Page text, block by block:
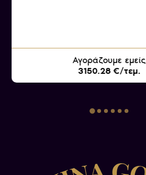
Αγοράζουμε εμείς
3150.28 €/τεμ.